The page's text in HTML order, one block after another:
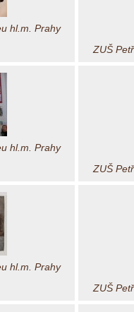
hl.m. Prahy
ZUŠ
hl.m. Prahy
ZUŠ
hl.m. Prahy
ZUŠ